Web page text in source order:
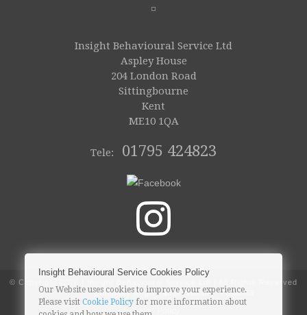
Insight Behavioural Service Ltd
Aspley House
204 London Road
Sittingbourne
Kent
ME10 1QA
Tele: 01795 424823
© Copyright
2026 | Insight Behavioural Service Ltd | All Rights Reserved
Company Registration Number: 7068363
Cookie Policy
Insight Behavioural Service Cookies Policy
Our Website uses cookies to improve your experience.
Please visit Cookie Policy for more information about